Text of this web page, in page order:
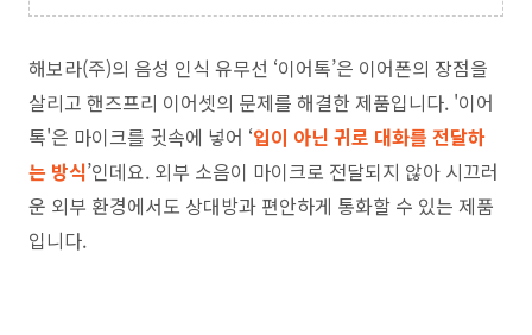
해보라(주)의 음성 인식 유무선 ‘이어톡’은 이어폰의 장점을
살리고 핸즈프리 이어셋의 문제를 해결한 제품입니다. '이어
톡'은 마이크를 귓속에 넣어 ‘입이 아닌 귀로 대화를 전달하
는 방식’인데요. 외부 소음이 마이크로 전달되지 않아 시끄러
운 외부 환경에서도 상대방과 편안하게 통화할 수 있는 제품
입니다.